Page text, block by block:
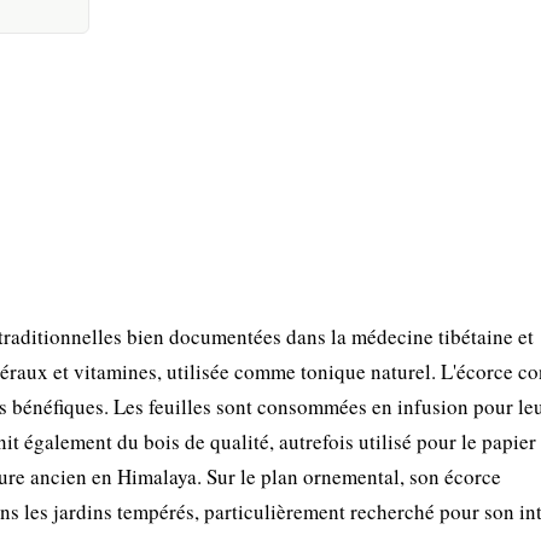
bien documentées dans la médecine tibétaine et
et vitamines, utilisée comme tonique naturel. L'écorce
Les feuilles sont consommées en infusion pour
également du bois de qualité, autrefois utilisé pour le papier
ancien en Himalaya. Sur le plan ornemental, son écorce
les jardins tempérés, particulièrement recherché pour son